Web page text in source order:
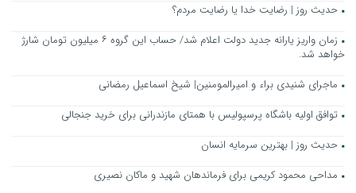
حدیث روز | رضایت خدا یا رضایت مردم؟
زمان واریز یارانه جدید دولت اعلام شد/ حساب این گروه ۶ میلیون تومان شارژ
خواهد شد.
ماجرای شنیدی براء و امیرالمومنین| شیخ اسماعیل رمضانی
توافق اولیه باشگاه پرسپولیس با همتای مازندرانی برای خرید جنجالی
حدیث روز | بهترین سرمایه انسان
مداحی محمود کریمی برای فرماندهان شهید و ماکان نصیری